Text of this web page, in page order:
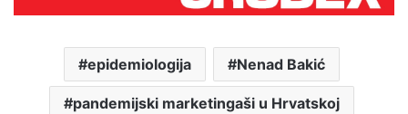
epidemiologija Nenad Bakić
pandemijski marketingaši u Hrvatskoj